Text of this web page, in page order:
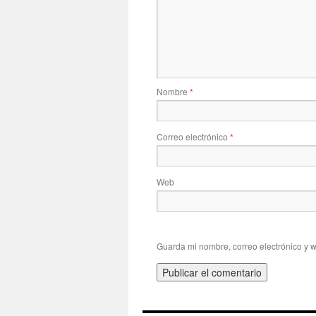
Nombre *
Correo electrónico *
Web
Guarda mi nombre, correo electrónico y